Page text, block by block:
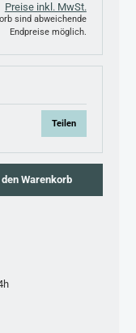
Preise inkl. MwSt.
sind abweichende
Endpreise möglich.
Teilen
den Warenkorb